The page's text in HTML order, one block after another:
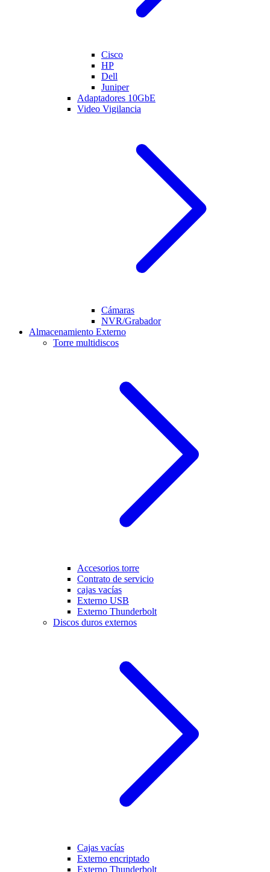
Cisco
HP
Dell
Juniper
Adaptadores 10GbE
Video Vigilancia
Cámaras
NVR/Grabador
Almacenamiento Externo
Torre multidiscos
Accesorios torre
Contrato de servicio
cajas vacías
Externo USB
Externo Thunderbolt
Discos duros externos
Cajas vacías
Externo encriptado
Externo Thunderbolt